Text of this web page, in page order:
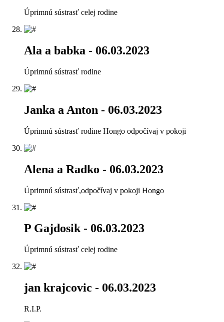
Úprimnú sústrasť celej rodine
Ala a babka - 06.03.2023
Úprimnú sústrasť rodine
Janka a Anton - 06.03.2023
Úprimnú sústrasť rodine Hongo odpočívaj v pokoji
Alena a Radko - 06.03.2023
Úprimnú sústrasť,odpočívaj v pokoji Hongo
P Gajdosik- 06.03.2023
Úprimnú sústrasť celej rodine
jan krajcovic - 06.03.2023
R.I.P.